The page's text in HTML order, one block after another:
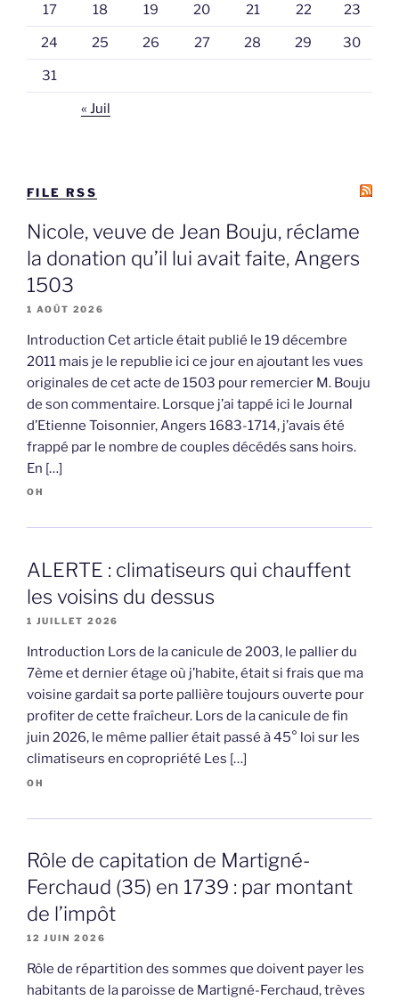
17 18 19 20 21 22 23
24 25 26 27 28 29 30
31
« Juil
FILE RSS
Nicole, veuve de Jean Bouju, réclame
la donation qu’il lui avait faite, Angers
1503
1 AOÛT 2026
Introduction Cet article était publié le 19 décembre
2011 mais je le republie ici ce jour en ajoutant les vues
originales de cet acte de 1503 pour remercier M. Bouju
de son commentaire. Lorsque j’ai tappé ici le Journal
d’Etienne Toisonnier, Angers 1683-1714, j’avais été
frappé par le nombre de couples décédés sans hoirs.
En […]
OH
ALERTE : climatiseurs qui chauffent
les voisins du dessus
1 JUILLET 2026
Introduction Lors de la canicule de 2003, le pallier du
7ème et dernier étage où j’habite, était si frais que ma
voisine gardait sa porte pallière toujours ouverte pour
profiter de cette fraîcheur. Lors de la canicule de fin
juin 2026, le même pallier était passé à 45° loi sur les
climatiseurs en copropriété Les […]
OH
Rôle de capitation de Martigné-
Ferchaud (35) en 1739 : par montant
de l’impôt
12 JUIN 2026
Rôle de répartition des sommes que doivent payer les
habitants de la paroisse de Martigné-Ferchaud, trèves